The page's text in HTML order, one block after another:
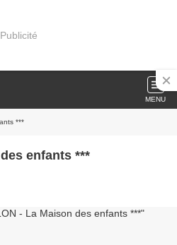
Publicité
MENU
***
enfants ***